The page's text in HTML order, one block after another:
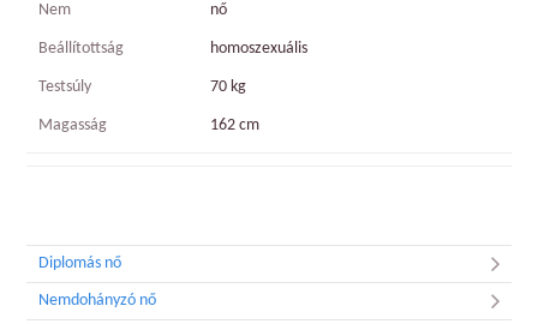
Nem nő
Beállítottság homoszexuális
Testsúly 70 kg
Magasság 162 cm
Diplomás nő
Nemdohányzó nő